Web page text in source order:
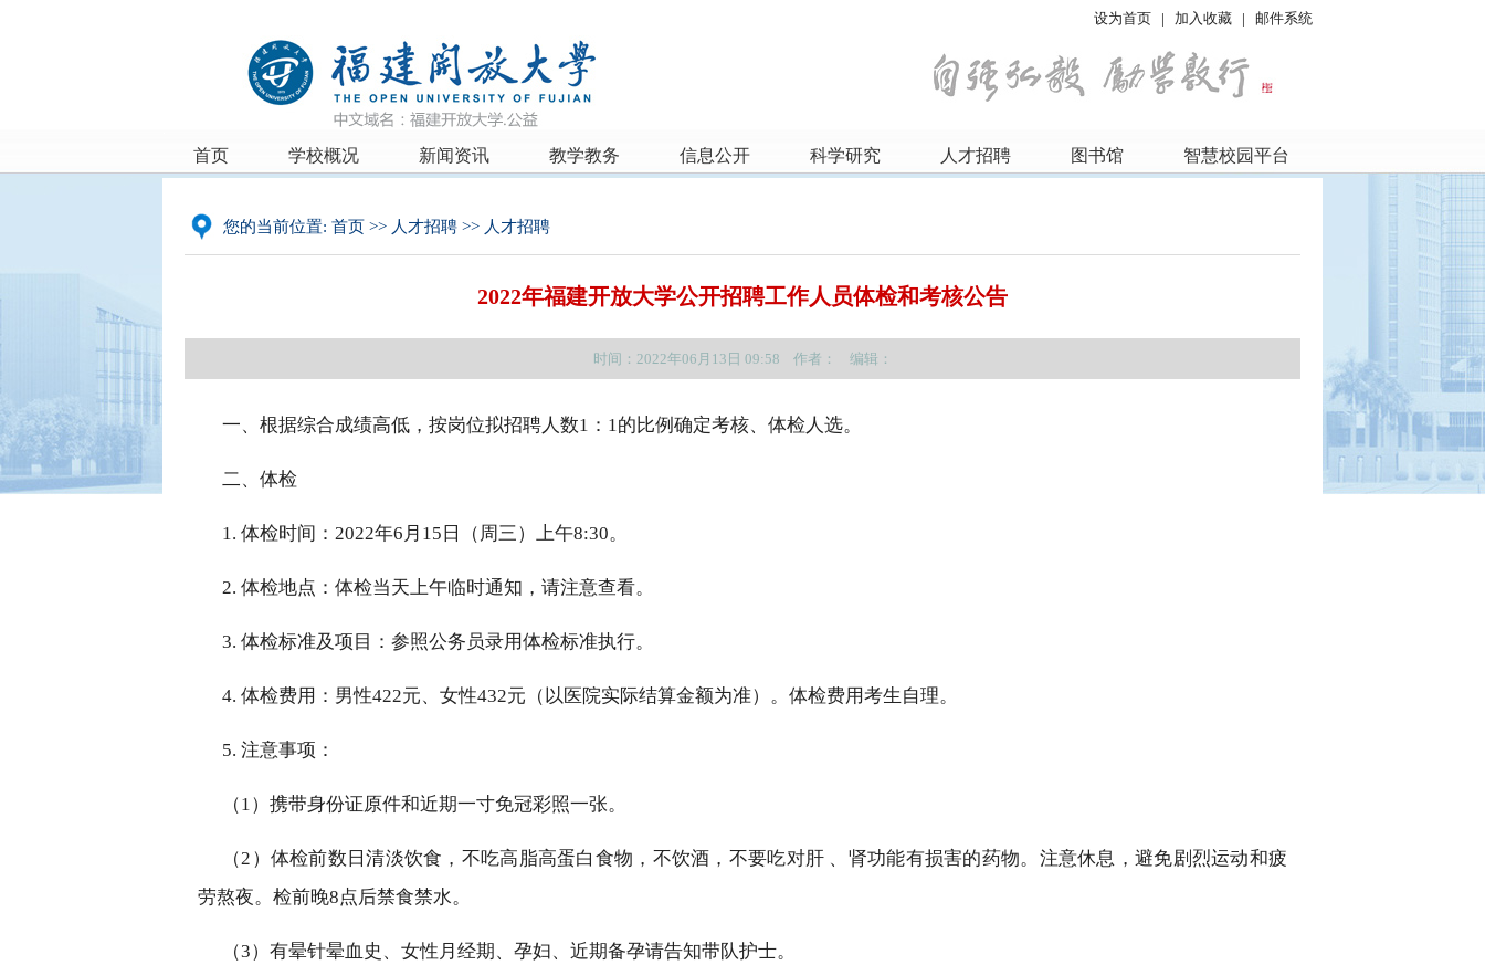
设为首页 | 加入收藏 | 邮件系统
首页 学校概况 新闻资讯 教学教务 信息公开 科学研究 人才招聘 图书馆 智慧校园平台
您的当前位置: 首页 >> 人才招聘 >> 人才招聘
2022年福建开放大学公开招聘工作人员体检和考核公告
时间：2022年06月13日 09:58 作者： 编辑：
一、根据综合成绩高低，按岗位拟招聘人数1：1的比例确定考核、体检人选。
二、体检
1. 体检时间：2022年6 月 15 日（周三）上午8:30。
2. 体检地点：体检当天上午临时通知，请注意查看。
3. 体检标准及项目：参照公务员录用体检标准执行。
4. 体检费用：男性422元、女性432元（以医院实际结算金额为准）。体检费用考生自理。
5. 注意事项：
（1）携带身份证原件和近期一寸免冠彩照一张。
（2）体检前数日清淡饮食，不吃高脂高蛋白食物，不饮酒，不要吃对肝 、肾功能有损害的药物。注意休息，避免剧烈运动和疲
劳熬夜。检前晚8点后禁食禁水。
（3）有晕针晕血史、女性月经期、孕妇、近期备孕请告知带队护士。